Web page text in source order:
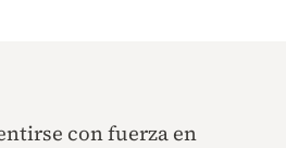
con fuerza en